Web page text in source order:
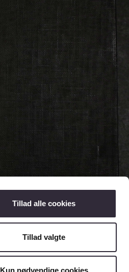
Tillad alle cookies
Tillad valgte
Kun nødvendige cookies